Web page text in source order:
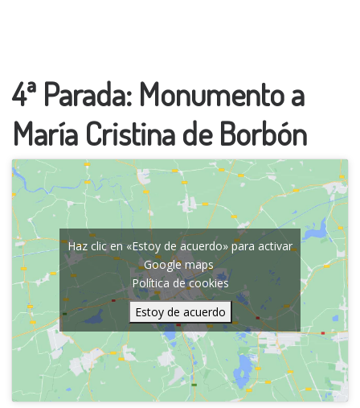
4ª Parada: Monumento a
María Cristina de Borbón
Haz clic en «Estoy de acuerdo» para activar
Google maps
Política de cookies
Estoy de acuerdo